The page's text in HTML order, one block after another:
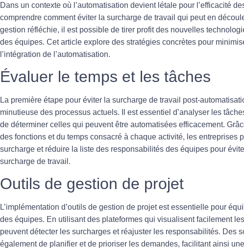
Dans un contexte où l’automatisation devient létale pour l’efficacité
comprendre comment éviter la surcharge de travail qui peut en
gestion réfléchie, il est possible de tirer profit des nouvelles
des équipes. Cet article explore des stratégies concrètes pour
l’intégration de l’automatisation.
Évaluer le temps et les tâches
La première étape pour éviter la surcharge de travail post-
minutieuse des processus actuels. Il est essentiel d’analyser les
de déterminer celles qui peuvent être automatisées efficacement.
des fonctions et du temps consacré à chaque activité, les entreprises
surcharge et réduire la liste des responsabilités des équipes pour
surcharge de travail.
Outils de gestion de projet
L’implémentation d’outils de gestion de projetest essentielle pour
des équipes. En utilisant des plateformes qui visualisent facilement
peuvent détecter les surcharges et réajuster les responsabilités. Des
également de planifier et de prioriser les demandes, facilitant ainsi